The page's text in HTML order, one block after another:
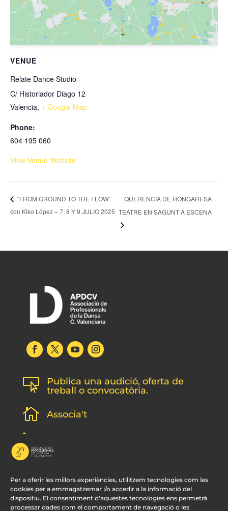
Per a oferir les millors experiències, utilitzem tecnologies com les
cookies per a emmagatzemar i/o accedir a la informació del
dispositiu. El consentiment d'aquestes tecnologies ens permetrà
processar dades com el comportament de navegació o les
VENUE
Relate Dance Studio
C/ Historiador Diago 12
Valencia, + Google Map
Phone:
604 195 060
View Venue Website
“FROM GROUND TO THE FLOW”
con Kiko López – 7, 8 Y 9 JULIO 2025
QUERENCIA DE HONGARESA
TEATRE EN SAGUNT A ESCENA

Publica una audició, oferta de
treball o convocatòria.
 Associa't
l